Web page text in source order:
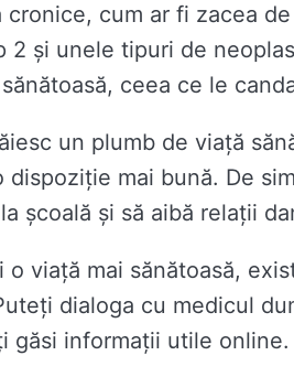
cum ar fi zacea
și unele tipuri de
ceea ce le
un plumb de viață
mai bună. De
școală și să aibă relații
viață mai sănătoasă,
dialoga cu medicul
găsi informații utile online.